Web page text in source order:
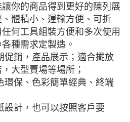
你的商品得到更好的陳列展
體積小、運輸方便、可折
何工具組裝方便和多次使用
種需求定製造。
促銷，產品展示；適合擺放
大型賣場等場所；
環保、色彩簡單經典、終端
設計，也可以按照客戶要